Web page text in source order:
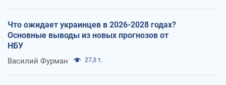
Что ожидает украинцев в 2026-2028 годах?
Основные выводы из новых прогнозов от
НБУ
Василий Фурман 27,3 т.